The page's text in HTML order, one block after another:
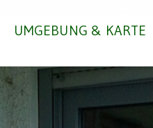
UMGEBUNG & KARTE